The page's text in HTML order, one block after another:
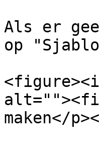
Als er
op
maken</